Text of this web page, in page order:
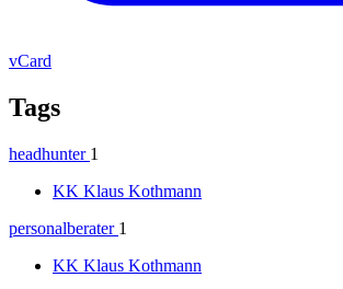
vCard
Tags
headhunter 1
KK Klaus Kothmann
personalberater 1
KK Klaus Kothmann